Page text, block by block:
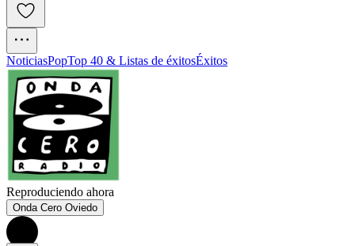
NoticiasPopTop 40 & Listas de éxitosÉxitos
Reproduciendo ahora
Onda Cero Oviedo